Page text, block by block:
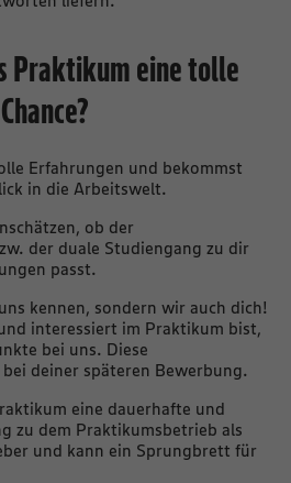
Praktikum eine tolle
Chance?
Erfahrungen und bekommst
in die Arbeitswelt.
ob der
der duale Studiengang zu dir
passt.
kennen, sondern wir auch dich!
interessiert im Praktikum bist,
bei uns. Diese
deiner späteren Bewerbung.
eine dauerhafte und
zu dem Praktikumsbetrieb als
und kann ein Sprungbrett für